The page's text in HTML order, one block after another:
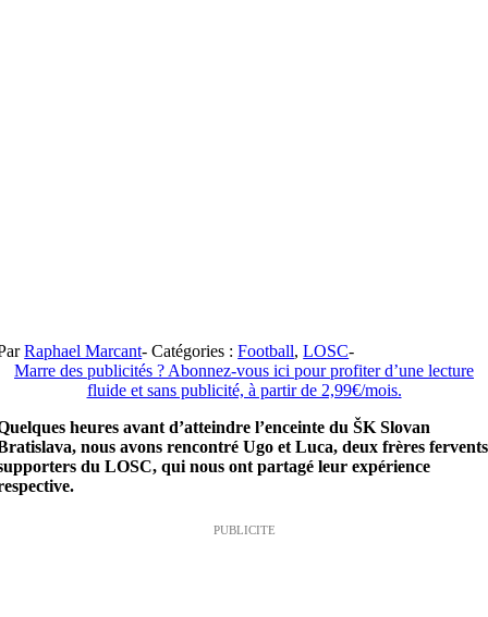
Raphael Marcant- Catégories :Football,LOSC-
Marre des publicités ? Abonnez-vous ici pour profiter d’une lecture
fluide et sans publicité, à partir de 2,99€/mois.
heures avant d’atteindre l’enceinte du ŠK Slovan
nous avons rencontré Ugo et Luca, deux frères fervents
du LOSC, qui nous ont partagé leur expérience
PUBLICITE